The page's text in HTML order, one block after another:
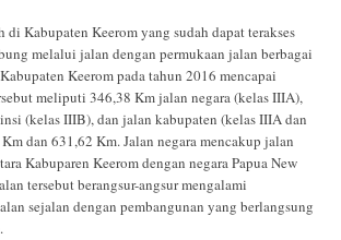
di Kabupaten Keerom yang sudah dapat terakses
melalui jalan dengan permukaan jalan berbagai
Keerom pada tahun 2016 mencapai
meliputi 346,38 Km jalan negara (kelas IIIA),
(kelas IIIB), dan jalan kabupaten (kelas IIIA dan
dan 631,62 Km. Jalan negara mencakup jalan
Kabuparen Keerom dengan negara Papua New
tersebut berangsur-angsur mengalami
sejalan dengan pembangunan yang berlangsung